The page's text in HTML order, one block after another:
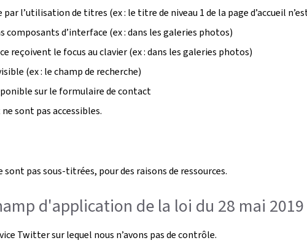
l’utilisation de titres (ex : le titre de niveau 1 de la page d’accueil
composants d’interface (ex : dans les galeries photos)
reçoivent le focus au clavier (ex : dans les galeries photos)
(ex : le champ de recherche)
sur le formulaire de contact
sont pas accessibles.
pas sous-titrées, pour des raisons de ressources.
d'application de la loi du 28 mai 2019
Twitter sur lequel nous n’avons pas de contrôle.